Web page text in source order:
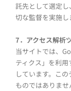
託先として選定
切な監督を実施し
7．アクセス解析
当サイトでは、
ティクス」を利
しています。こ
ものではありま